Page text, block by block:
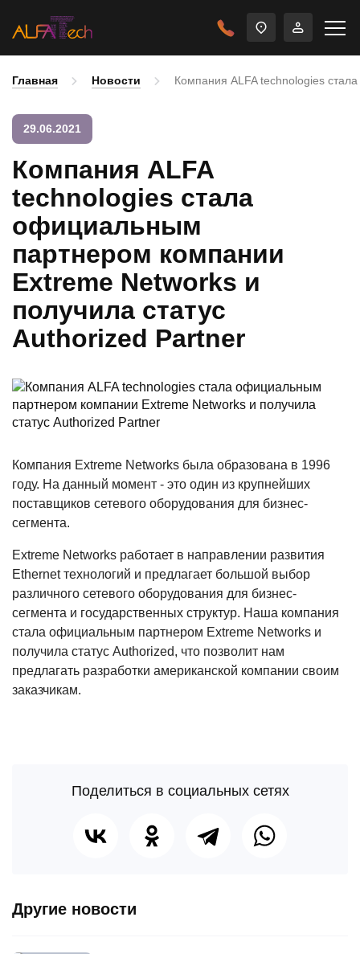
Главная Новости Компания ALFA technologies
29.06.2021
Компания ALFA
technologies стала
официальным
партнером компании
Extreme Networks и
получила статус
Authorized Partner
Компания Extreme Networks была образована в 1996
году. На данный момент - это один из крупнейших
поставщиков сетевого оборудования для бизнес-
сегмента.
Extreme Networks работает в направлении развития
Ethernet технологий и предлагает большой выбор
различного сетевого оборудования для бизнес-
сегмента и государственных структур. Наша компания
стала официальным партнером Extreme Networks и
получила статус Authorized, что позволит нам
предлагать разработки американской компании своим
заказчикам.
Поделиться в социальных сетях
Другие новости